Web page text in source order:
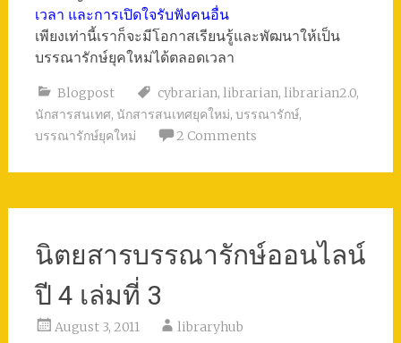
เวลา และการเปิดใจรับฟังคนอื่น
เพียงเท่านี้เราก็จะมีโอกาสเรียนรู้และพัฒนาให้เป็น
บรรณารักษ์ยุคใหม่ได้ตลอดเวลา
Blogpost cybrarian, librarian, librarian2.0,
นักสารสนเทศ, นักสารสนเทศยุคใหม่, บรรณารักษ์,
บรรณารักษ์ยุคใหม่
2 Comments
นิตยสารบรรณารักษ์ออนไลน์
ปี 4 เล่มที่ 3
August 3, 2011 libraryhub